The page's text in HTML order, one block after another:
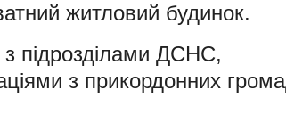
житловий будинок.
підрозділами ДСНС,
з прикордонних